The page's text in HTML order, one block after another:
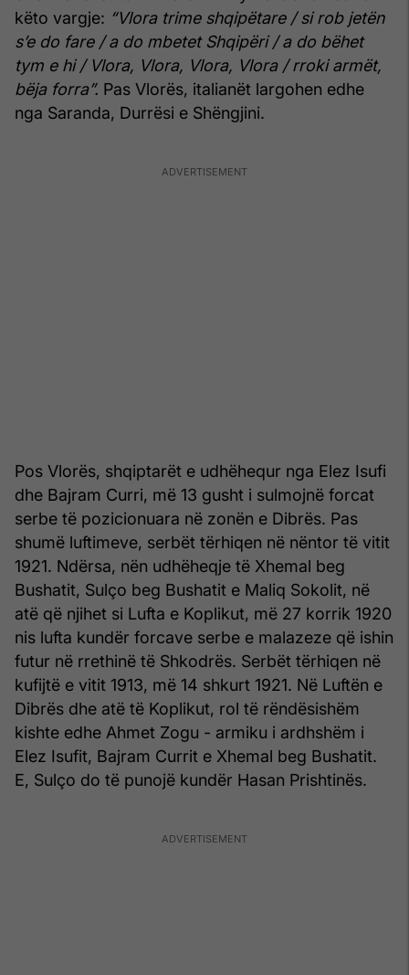
këto vargje: “Vlora trime shqipëtare / si rob jetën
s’e do fare / a do mbetet Shqipëri / a do bëhet
tym e hi / Vlora, Vlora, Vlora, Vlora / rroki armët,
bëja forra”. Pas Vlorës, italianët largohen edhe
nga Saranda, Durrësi e Shëngjini.
Pos Vlorës, shqiptarët e udhëhequr nga Elez Isufi
dhe Bajram Curri, më 13 gusht i sulmojnë forcat
serbe të pozicionuara në zonën e Dibrës. Pas
shumë luftimeve, serbët tërhiqen në nëntor të vitit
1921. Ndërsa, nën udhëheqje të Xhemal beg
Bushatit, Sulço beg Bushatit e Maliq Sokolit, në
atë që njihet si Lufta e Koplikut, më 27 korrik 1920
nis lufta kundër forcave serbe e malazeze që ishin
futur në rrethinë të Shkodrës. Serbët tërhiqen në
kufijtë e vitit 1913, më 14 shkurt 1921. Në Luftën e
Dibrës dhe atë të Koplikut, rol të rëndësishëm
kishte edhe Ahmet Zogu - armiku i ardhshëm i
Elez Isufit, Bajram Currit e Xhemal beg Bushatit.
E, Sulço do të punojë kundër Hasan Prishtinës.